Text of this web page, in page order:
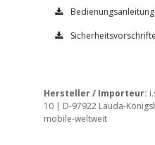
Hersteller / Importeur:
10 | D-97922 Lauda-
mobile-weltweit